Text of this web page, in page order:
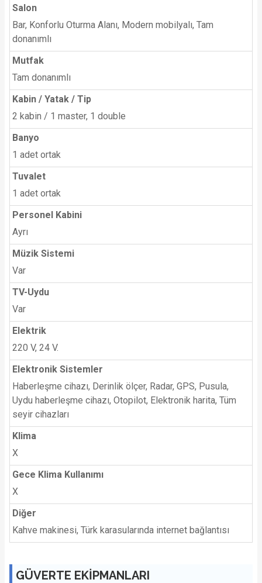
Salon
Bar, Konforlu Oturma Alanı, Modern mobilyalı, Tam
donanımlı
Mutfak
Tam donanımlı
Kabin / Yatak / Tip
2 kabin / 1 master, 1 double
Banyo
1 adet ortak
Tuvalet
1 adet ortak
Personel Kabini
Ayrı
Müzik Sistemi
Var
TV-Uydu
Var
Elektrik
220 V, 24 V.
Elektronik Sistemler
Haberleşme cihazı, Derinlik ölçer, Radar, GPS, Pusula,
Uydu haberleşme cihazı, Otopilot, Elektronik harita, Tüm
seyir cihazları
Klima
X
Gece Klima Kullanımı
X
Diğer
Kahve makinesi, Türk karasularında internet bağlantısı
GÜVERTE EKİPMANLARI